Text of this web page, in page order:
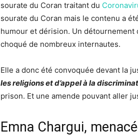
sourate du Coran traitant du
sourate du Coran mais le contenu a
humour et dérision. Un détournement
choqué de nombreux internautes.
Elle a donc été convoquée devant la
les religions et d’appel à la
prison. Et une amende pouvant aller
Emna Chargui,